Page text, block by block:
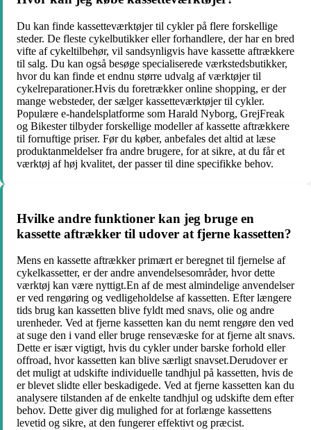
Du kan finde kassetteværktøjer til cykler på flere forskellige
steder. De fleste cykelbutikker eller forhandlere, der har en bred
vifte af cykeltilbehør, vil sandsynligvis have kassette aftrækkere
til salg. Du kan også besøge specialiserede værkstedsbutikker,
hvor du kan finde et endnu større udvalg af værktøjer til
cykelreparationer.Hvis du foretrækker online shopping, er der
mange websteder, der sælger kassetteværktøjer til cykler.
Populære e-handelsplatforme som Harald Nyborg, GrejFreak
og Bikester tilbyder forskellige modeller af kassette aftrækkere
til fornuftige priser. Før du køber, anbefales det altid at læse
produktanmeldelser fra andre brugere, for at sikre, at du får et
værktøj af høj kvalitet, der passer til dine specifikke behov.
Hvilke andre funktioner kan jeg bruge en
kassette aftrækker til udover at fjerne kassetten?
Mens en kassette aftrækker primært er beregnet til fjernelse af
cykelkassetter, er der andre anvendelsesområder, hvor dette
værktøj kan være nyttigt.En af de mest almindelige anvendelser
er ved rengøring og vedligeholdelse af kassetten. Efter længere
tids brug kan kassetten blive fyldt med snavs, olie og andre
urenheder. Ved at fjerne kassetten kan du nemt rengøre den ved
at suge den i vand eller bruge rensevæske for at fjerne alt snavs.
Dette er især vigtigt, hvis du cykler under barske forhold eller
offroad, hvor kassetten kan blive særligt snavset.Derudover er
det muligt at udskifte individuelle tandhjul på kassetten, hvis de
er blevet slidte eller beskadigede. Ved at fjerne kassetten kan du
analysere tilstanden af de enkelte tandhjul og udskifte dem efter
behov. Dette giver dig mulighed for at forlænge kassettens
levetid og sikre, at den fungerer effektivt og præcist.